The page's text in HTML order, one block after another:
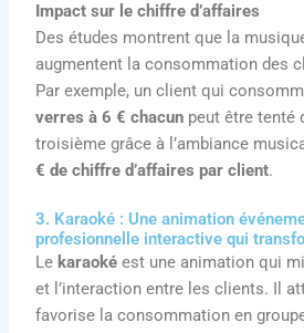
Impact sur le chiffre d’affaires
Des études montrent que la
augmentent la consommation des
Par exemple, un client qui
verres à 6 € chacun peut être tenté
troisième grâce à l’ambiance
€ de chiffre d’affaires par client.
3. Karaoké : Une animation
profesionnelle interactive qui
Le karaoké est une animation qui
et l’interaction entre les clients. Il
favorise la consommation en